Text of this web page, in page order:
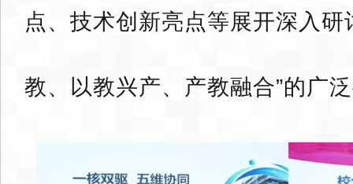
点、技术创新亮点等展开深入研
教、以教兴产、产教融合”的广